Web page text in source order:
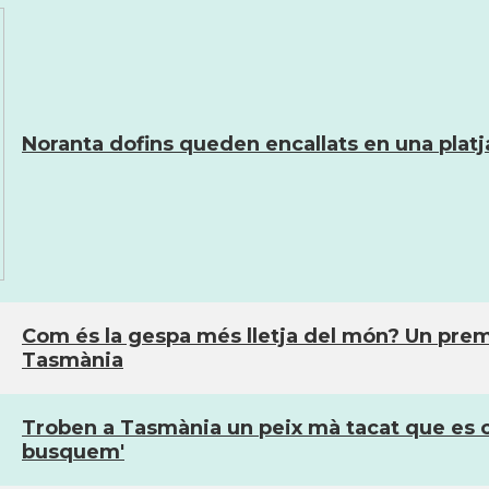
Noranta dofins queden encallats en una
Com és la gespa més lletja del món? Un
Tasmània
Troben a Tasmània un peix mà tacat que es
busquem'